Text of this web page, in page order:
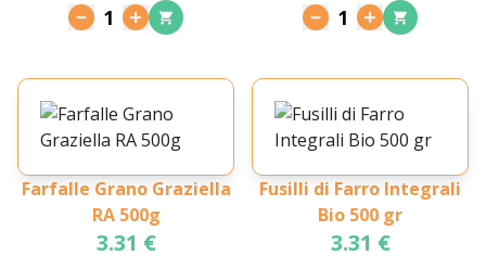
1 1
Farfalle Grano Graziella
RA 500g
3.31 €
Fusilli di Farro Integrali
Bio 500 gr
3.31 €